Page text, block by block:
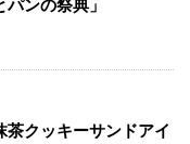
ンの祭典」
茶クッキーサンドアイ